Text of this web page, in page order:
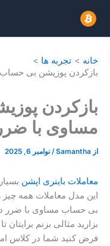
محتوا
خانه
تجربه ها
بازکردن پوزیشن بی
بازکردن
مساوی با
از Samantha
/ نوامبر 6, 2025
معاملات باینری اپشن
این مدل معاملات همه
بی حساب مساوی با ضرر
بزارید مثالی بزنم
فرض کنید شما در کلاس